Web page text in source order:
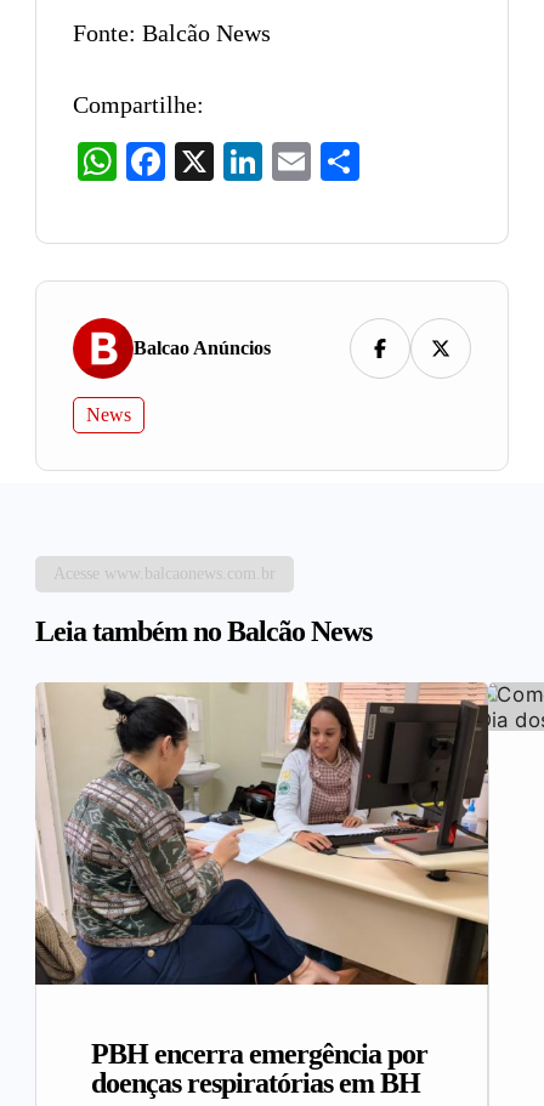
Fonte: Balcão News
Compartilhe:
WhatsAppFacebook LinkedIn
Email
Balcao Anúncios
News
Acesse www.balcaonews.com.br
Leia também no Balcão News
PBH encerra emergência por
doenças respiratórias em BH